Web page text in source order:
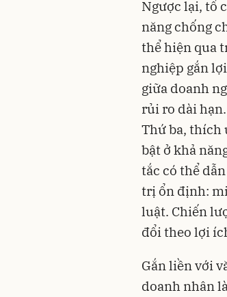
Ngược lại, tổ
năng chống
thể hiện qua
nghiệp gắn
giữa doanh
rủi ro dài hạn.
Thứ ba, thích
bật ở khả
tắc có thể
trị ổn định:
luật. Chiến
đổi theo lợi
Gắn liền với
doanh nhân